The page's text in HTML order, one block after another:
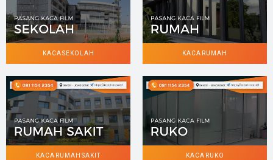
KACA SEKOLAH KACA RUMAH
KACA RUMAH SAKIT KACA RUKO